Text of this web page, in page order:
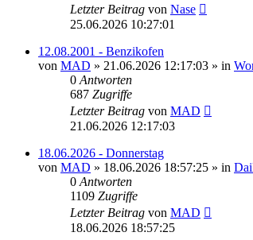
Letzter Beitrag von Nase
25.06.2026 10:27:01
12.08.2001 - Benzikofen
von MAD » 21.06.2026 12:17:03 » in
0 Antworten
687 Zugriffe
Letzter Beitrag von MAD
21.06.2026 12:17:03
18.06.2026 - Donnerstag
von MAD » 18.06.2026 18:57:25 » in
0 Antworten
1109 Zugriffe
Letzter Beitrag von MAD
18.06.2026 18:57:25